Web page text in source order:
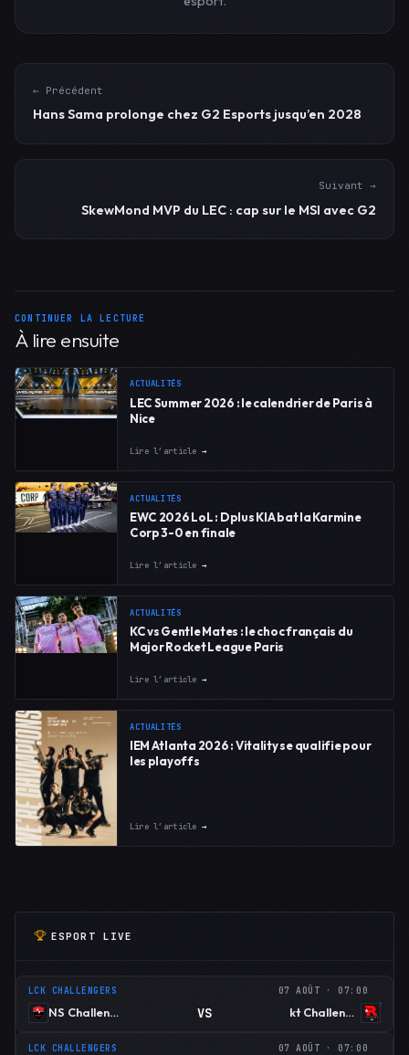
← Précédent
Hans Sama prolonge chez G2 Esports jusqu’en 2028
Suivant →
SkewMond MVP du LEC : cap sur le MSI avec G2
CONTINUER LA LECTURE
À lire ensuite
ACTUALITÉS
LEC Summer 2026 : le calendrier de Paris à
Nice
Lire l’article →
ACTUALITÉS
EWC 2026 LoL : Dplus KIA bat la Karmine
Corp 3-0 en finale
Lire l’article →
ACTUALITÉS
KC vs Gentle Mates : le choc français du
Major Rocket League Paris
Lire l’article →
ACTUALITÉS
IEM Atlanta 2026 : Vitality se qualifie pour
les playoffs
Lire l’article →
ESPORT LIVE
LCK CHALLENGERS 07 AOÛT · 07:00
NS Challengers VS kt Challengers
LCK CHALLENGERS 07 AOÛT · 07:00